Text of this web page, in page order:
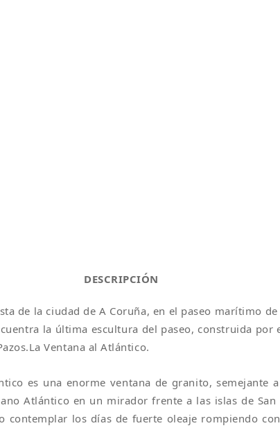
DESCRIPCIÓN
de la ciudad de A Coruña, en el paseo marítimo
la última escultura del paseo, construida por
Ventana al Atlántico.
es una enorme ventana de granito, semejante
Atlántico en un mirador frente a las islas de San
contemplar los días de fuerte oleaje rompiendo